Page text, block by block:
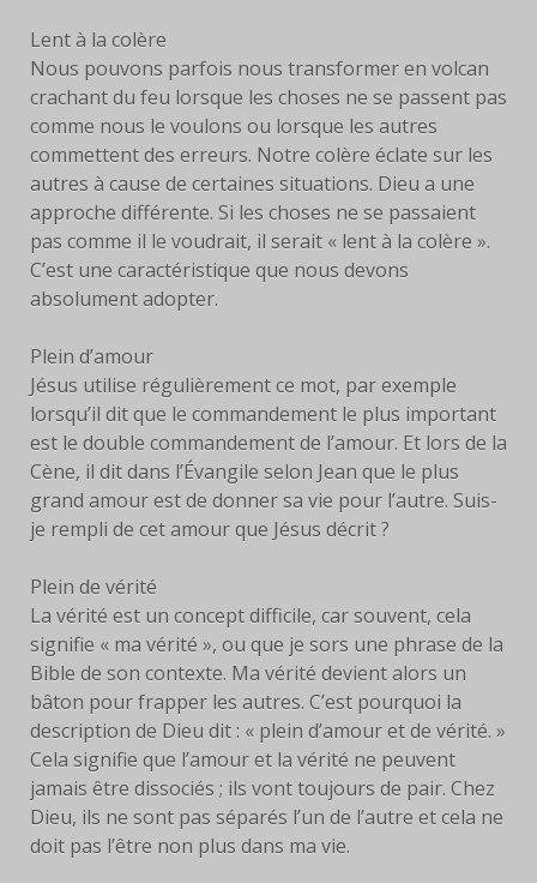
Lent à la colère
Nous pouvons parfois nous transformer en volcan
crachant du feu lorsque les choses ne se passent pas
comme nous le voulons ou lorsque les autres
commettent des erreurs. Notre colère éclate sur les
autres à cause de certaines situations. Dieu a une
approche différente. Si les choses ne se passaient
pas comme il le voudrait, il serait « lent à la colère ».
C’est une caractéristique que nous devons
absolument adopter.
Plein d’amour
Jésus utilise régulièrement ce mot, par exemple
lorsqu’il dit que le commandement le plus important
est le double commandement de l’amour. Et lors de la
Cène, il dit dans l’Évangile selon Jean que le plus
grand amour est de donner sa vie pour l’autre. Suis-
je rempli de cet amour que Jésus décrit ?
Plein de vérité
La vérité est un concept difficile, car souvent, cela
signifie « ma vérité », ou que je sors une phrase de la
Bible de son contexte. Ma vérité devient alors un
bâton pour frapper les autres. C’est pourquoi la
description de Dieu dit : « plein d’amour et de vérité. »
Cela signifie que l’amour et la vérité ne peuvent
jamais être dissociés ; ils vont toujours de pair. Chez
Dieu, ils ne sont pas séparés l’un de l’autre et cela ne
doit pas l’être non plus dans ma vie.